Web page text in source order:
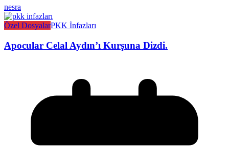
nesra
Özel DosyalarPKK İnfazları
Apocular Celal Aydın’ı Kurşuna Dizdi.